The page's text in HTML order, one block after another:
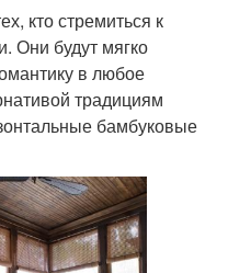
кто стремиться к
Они будут мягко
в любое
традициям
бамбуковые